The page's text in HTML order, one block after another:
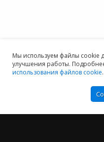
Мы используем файлы cookie
улучшения работы.
использования файлов cookie